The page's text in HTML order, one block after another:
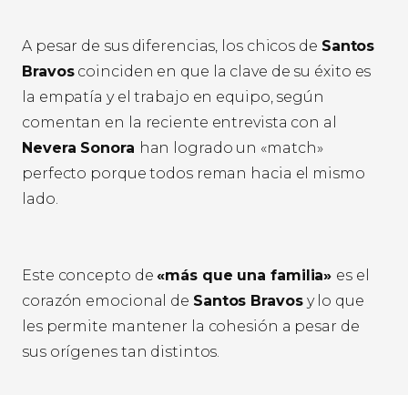
A pesar de sus diferencias, los chicos de Santos
Bravoscoinciden en que la clave de su éxito es
la empatía y el trabajo en equipo, según
comentan en la reciente entrevista con al
Nevera Sonora han logrado un «match»
perfecto porque todos reman hacia el mismo
lado.
Este concepto de«más que una familia» es el
corazón emocional de Santos Bravosy lo que
les permite mantener la cohesión a pesar de
sus orígenes tan distintos.